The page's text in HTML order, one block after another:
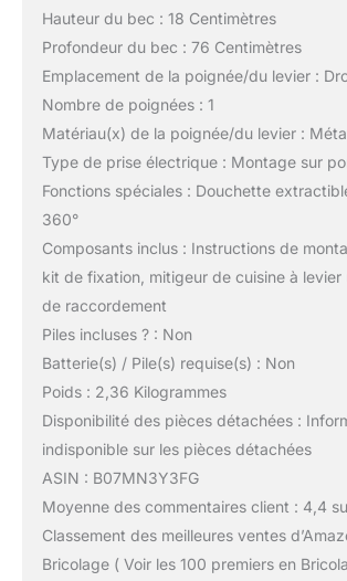
Hauteur du bec : 18 Centimètres
Profondeur du bec : 76 Centimètres
Emplacement de la poignée/du levier :
Nombre de poignées : 1
Matériau(x) de la poignée/du levier :
Type de prise électrique : Montage sur
Fonctions spéciales : Douchette
360°
Composants inclus : Instructions de
kit de fixation, mitigeur de cuisine à levier
de raccordement
Piles incluses ? : Non
Batterie(s) / Pile(s) requise(s) : Non
Poids : 2,36 Kilogrammes
Disponibilité des pièces détachées :
indisponible sur les pièces détachées
ASIN : B07MN3Y3FG
Moyenne des commentaires client : 4,4
Classement des meilleures ventes
Bricolage ( Voir les 100 premiers en